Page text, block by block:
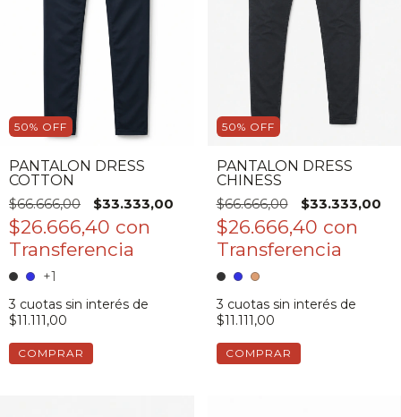
50% OFF
PANTALON DRESS
COTTON
$66.666,00
$33.333,00
$26.666,40 con
+1
3 cuotas sin interés de
$11.111,00
COMPRAR
50% OFF
PANTALON DRESS
CHINESS
$66.666,00
$33.333,00
$26.666,40 con
3 cuotas sin interés de
$11.111,00
COMPRAR